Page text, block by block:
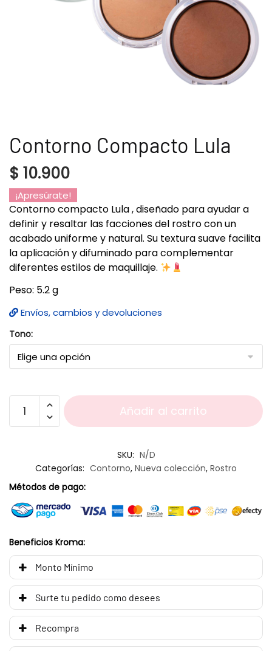
Contorno Compacto Lula
$ 10.900
¡Apresúrate!
Contorno compacto Lula , diseñado para ayudar a
definir y resaltar las facciones del rostro con un
acabado uniforme y natural. Su textura suave facilita
la aplicación y difuminado para complementar
diferentes estilos de maquillaje.
Peso: 5.2 g
Envíos, cambios y devoluciones
Tono:
Añadir al carrito
SKU: N/D
Categorías: Contorno, Nueva colección, Rostro
Métodos de pago:
Beneficios Kroma:
Monto Mínimo
Surte tu pedido como desees
Recompra